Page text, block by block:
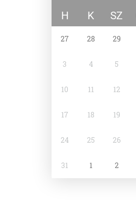
H K SZ
27 28 29
3 4 5
10 11 12
17 18 19
24 25 26
31 1 2